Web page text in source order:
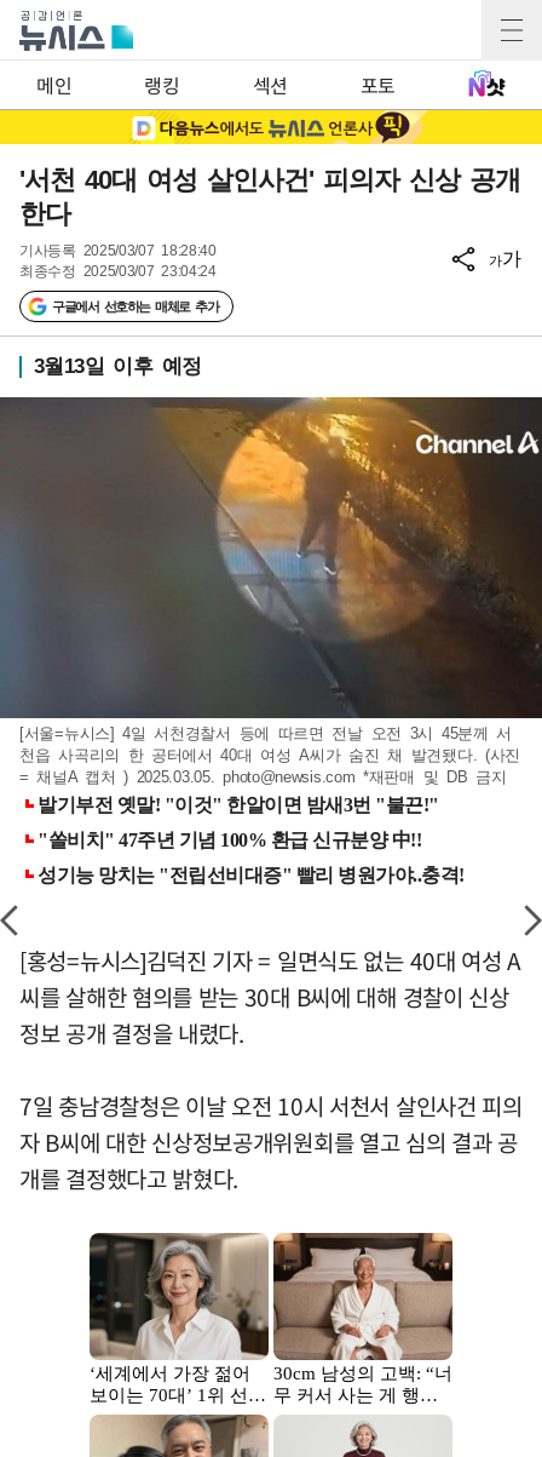
메인 랭킹 섹션 포토
'서천 40대 여성 살인사건' 피의자 신상 공개
한다
기사등록 2025/03/07 18:28:40
최종수정 2025/03/07 23:04:24
구글에서 선호하는 매체로 추가
가가
3월13일 이후 예정
[서울=뉴시스] 4일 서천경찰서 등에 따르면 전날 오전 3시 45분께 서
천읍 사곡리의 한 공터에서 40대 여성 A씨가 숨진 채 발견됐다. (사진
= 채널A 캡처 ) 2025.03.05.photo@newsis.com *재판매 및 DB 금지
[홍성=뉴시스]김덕진 기자 = 일면식도 없는 40대 여성 A
씨를 살해한 혐의를 받는 30대 B씨에 대해 경찰이 신상
정보 공개 결정을 내렸다.
7일 충남경찰청은 이날 오전 10시 서천서 살인사건 피의
자 B씨에 대한 신상정보공개위원회를 열고 심의 결과 공
개를 결정했다고 밝혔다.